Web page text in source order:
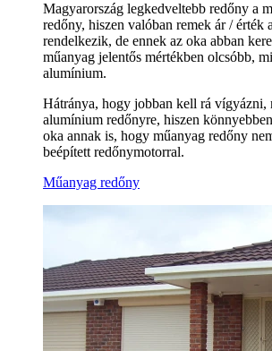
Magyarország legkedveltebb redőny a
redőny, hiszen valóban remek ár / érték
rendelkezik, de ennek az oka abban
műanyag jelentős mértékben olcsóbb,
alumínium.
Hátránya, hogy jobban kell rá vígyázni,
alumínium redőnyre, hiszen
oka annak is, hogy műanyag redőny
beépített redőnymotorral.
Műanyag redőny